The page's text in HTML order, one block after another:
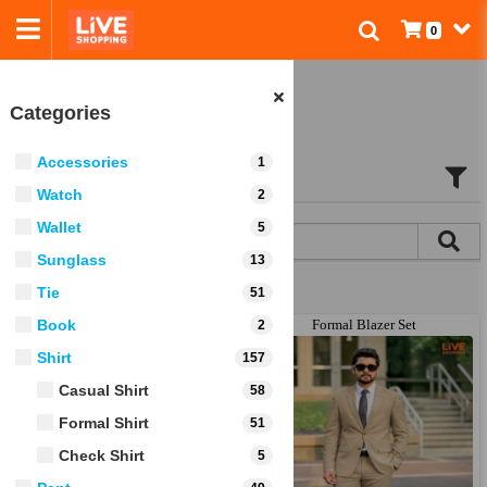
0
Categories
Accessories 1
Watch 2
Wallet 5
Sunglass 13
Tie 51
Book 2
Shirt 157
Casual Shirt 58
Formal Shirt 51
Check Shirt 5
ALL PRODUCTS
Cats:
Men’s Export Quality Slim Fit Blazer Formal Blazer Set